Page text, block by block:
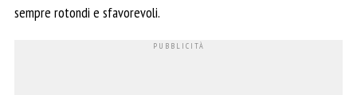
sempre rotondi e sfavorevoli.